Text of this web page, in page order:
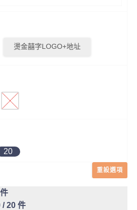
燙金囍字LOGO+地址
20
重設選項
/ 20 件